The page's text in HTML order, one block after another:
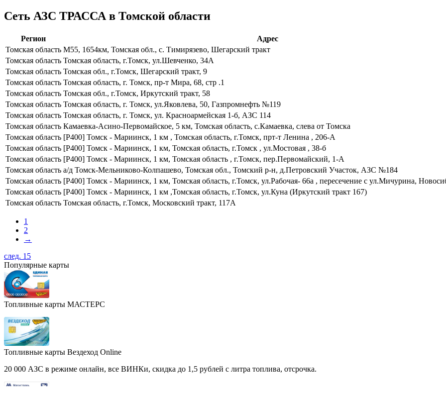
Сеть АЗС ТРАССА в Томской области
Регион
Адрес
Томская область М55, 1654км, Томская обл., с. Тимирязево, Шегарский тракт
Томская область Томская область, г.Томск, ул.Шевченко, 34А
Томская область Томская обл., г.Томск, Шегарский тракт, 9
Томская область Томская область, г. Томск, пр-т Мира, 68, стр .1
Томская область Томская обл., г.Томск, Иркутский тракт, 58
Томская область Томская область, г. Томск, ул.Яковлева, 50, Газпромнефть №119
Томская область Томская область, г. Томск, ул. Красноармейская 1-б, АЗС 114
Томская область Камаевка-Асино-Первомайское, 5 км, Томская область, с.Камаевка, слева от Томска
Томская область [Р400] Томск - Мариинск, 1 км , Томская область, г.Томск, прт-т Ленина , 206-А
Томская область [Р400] Томск - Мариинск, 1 км, Томская область, г.Томск , ул.Мостовая , 38-б
Томская область [Р400] Томск - Мариинск, 1 км, Томская область , г.Томск, пер.Первомайский, 1-А
Томская область а/д Томск-Мельниково-Колпашево, Томская обл., Томский р-н, д.Петровский Участок, АЗС №184
Томская область [Р400] Томск - Мариинск, 1 км, Томская область, г.Томск, ул.Рабочая- 66а , пересечение с ул.Мичурина,
Томская область [Р400] Томск - Мариинск, 1 км ,Томская область, г.Томск, ул.Куна (Иркутский тракт 167)
Томская область Томская область, г.Томск, Московский тракт, 117А
1
2
→
след. 15
Популярные карты
Топливные карты МАСТЕРС
Топливные карты Вездеход Online
20 000 АЗС в режиме онлайн, все ВИНКи, скидка до 1,5 рублей с литра топлива, отсрочка.